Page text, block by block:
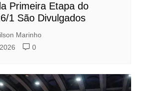
Primeira Etapa do
1 São Divulgados
Marinho
0